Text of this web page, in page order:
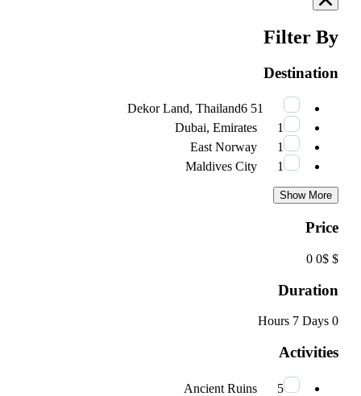
Filter By
Destination
51 Dekor Land, Thailand
6
Dubai, Emirates
1
East Norway
1
Maldives City
1
Show More
Price
$ 0
$ 0
Duration
0 Hours
7 Days
Activities
Ancient Ruins
5